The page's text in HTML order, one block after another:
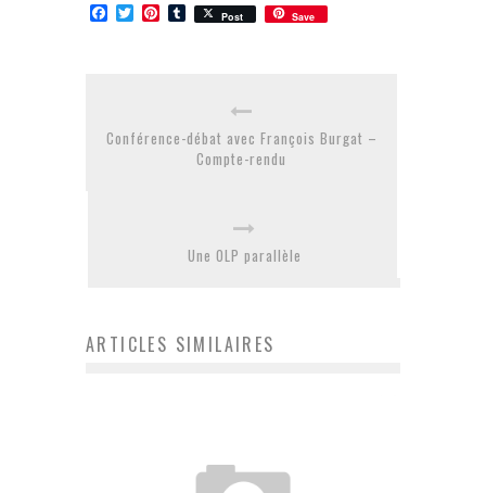
Facebook
TwitterPinterest
Tumblr
Post Save
Conférence-débat avec François Burgat –
Compte-rendu
Une OLP parallèle
ARTICLES SIMILAIRES